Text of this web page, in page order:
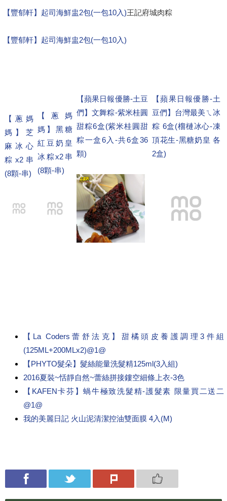
【豐郁軒】起司海鮮盅2包(一包10入)王記府城肉粽
【豐郁軒】起司海鮮盅2包(一包10入)
【蔥媽
媽】芝
麻冰心
粽x2串
(8顆-串)
【蔥媽
媽】黑糖
紅豆奶皇
冰粽x2串
(8顆-串)
【蘋果日報優勝-土豆
們】文舞粽-紫米桂圓
甜粽6盒(紫米桂圓甜
粽一盒6入-共6盒36
顆)
【蘋果日報優勝-土
豆們】台灣最美ㄟ冰
粽 6盒(榴槤冰心-凍
頂花生-黑糖奶皇 各
2盒)
【La Coders蕾舒法克】甜橘頭皮養護調理3件組
(125ML+200MLx2)@1@
【PHYTO髮朵】髮絲能量洗髮精125ml(3入組)
2016夏裝~恬靜自然~蕾絲拼接鏤空細條上衣-3色
【KAFEN卡芬】蝸牛極致洗髮精-護髮素 限量買二送二
@1@
我的美麗日記 火山泥清潔控油雙面膜 4入(M)